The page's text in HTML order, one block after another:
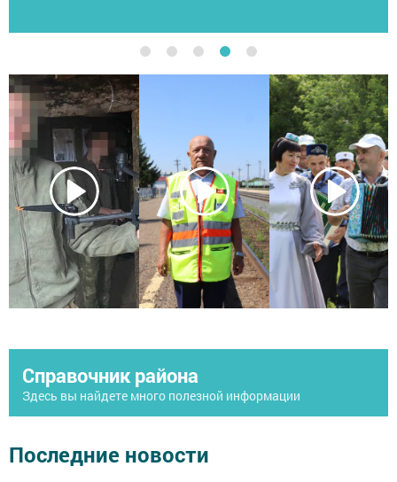
Справочник района
Здесь вы найдете много полезной информации
Последние новости